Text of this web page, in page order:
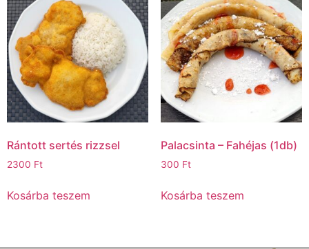
Rántott sertés rizzsel
2300 Ft
Kosárba teszem
Palacsinta – Fahéjas (1db)
300 Ft
Kosárba teszem